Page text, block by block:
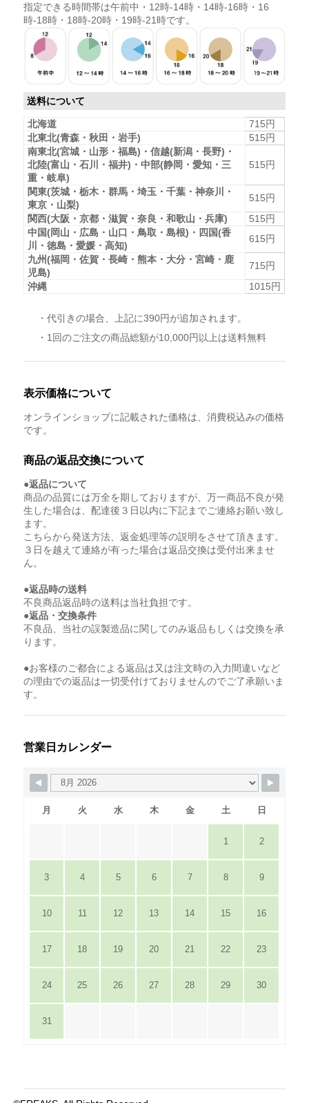
指定できる時間帯は午前中・12時-14時・14時-16時・16
時-18時・18時-20時・19時-21時です。
送料について
北海道
715円
北東北(青森・秋田・岩手)
515円
南東北(宮城・山形・福島)・信越(新潟・長野)・
北陸(富山・石川・福井)・中部(静岡・愛知・三
重・岐阜)
515円
関東(茨城・栃木・群馬・埼玉・千葉・神奈川・
東京・山梨)
515円
関西(大阪・京都・滋賀・奈良・和歌山・兵庫)
515円
中国(岡山・広島・山口・鳥取・島根)・四国(香
川・徳島・愛媛・高知)
615円
九州(福岡・佐賀・長崎・熊本・大分・宮崎・鹿
児島)
715円
沖縄
1015円
・代引きの場合、上記に390円が追加されます。
・1回のご注文の商品総額が10,000円以上は送料無料
表示価格について
オンラインショップに記載された価格は、消費税込みの価格
です。
商品の返品交換について
●返品について
商品の品質には万全を期しておりますが、万一商品不良が発
生した場合は、配達後３日以内に下記までご連絡お願い致し
ます。
こちらから発送方法、返金処理等の説明をさせて頂きます。
３日を越えて連絡が有った場合は返品交換は受付出来ませ
ん。
●返品時の送料
不良商品返品時の送料は当社負担です。
●返品・交換条件
不良品、当社の誤製造品に関してのみ返品もしくは交換を承
ります。
●お客様のご都合による返品は又は注文時の入力間違いなど
の理由での返品は一切受付けておりませんのでご了承願いま
す。
営業日カレンダー
月 火 水 木 金 土 日
1 2
3 4 5 6 7 8 9
10 11 12 13 14 15 16
17 18 19 20 21 22 23
24 25 26 27 28 29 30
31